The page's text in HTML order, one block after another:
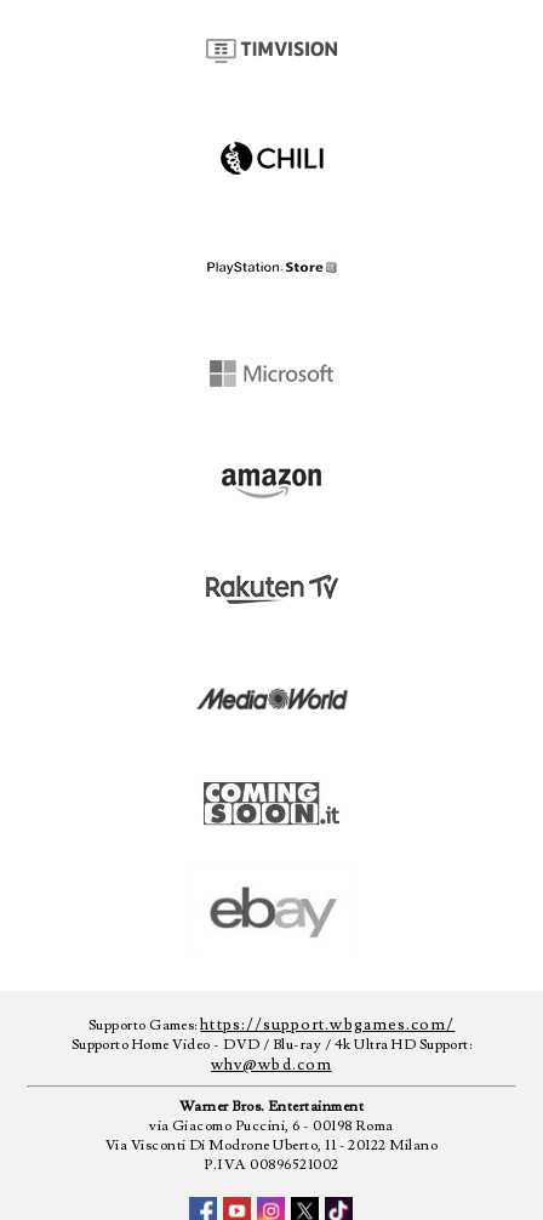
Supporto Games:https://support.wbgames.com/
Supporto Home Video - DVD / Blu-ray / 4k Ultra HD Support:
whv@wbd.com
Warner Bros. Entertainment
via Giacomo Puccini, 6 - 00198 Roma
Via Visconti Di Modrone Uberto, 11 - 20122 Milano
P.IVA 00896521002